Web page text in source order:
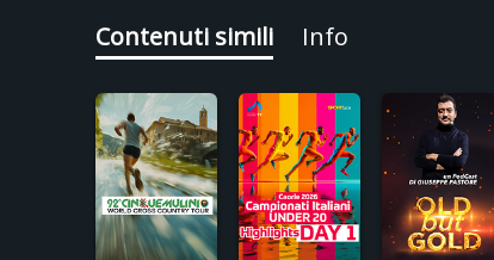
Contenuti simili Info